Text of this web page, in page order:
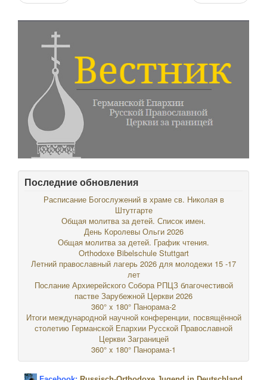
Последние обновления
Расписание Богослужений в храме св. Николая в
Штутгарте
Общая молитва за детей. Список имен.
День Королевы Ольги 2026
Общая молитва за детей. График чтения.
Orthodoxe Bibelschule Stuttgart
Летний православный лагерь 2026 для молодежи 15 -17
лет
Послание Архиерейского Собора РПЦЗ благочестивой
пастве Зарубежной Церкви 2026
360° x 180° Панорама-2
Итоги международной научной конференции, посвящённой
столетию Германской Епархии Русской Православной
Церкви Заграницей
360° x 180° Панорама-1